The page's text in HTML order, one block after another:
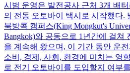
시범 운영은 발전공사 근처 3개 배
의 전동 오토바이 택시로 시작했다.
북방콕 캠퍼스(King Mongkut's
Bangkok)와 공동으로 1년간에 걸쳐
을 계속해 왔으며, 이 기간 동안 운
소비, 경제, 사회, 환경에 미치는 영
로 전기 오토바이를 도입할지 여부